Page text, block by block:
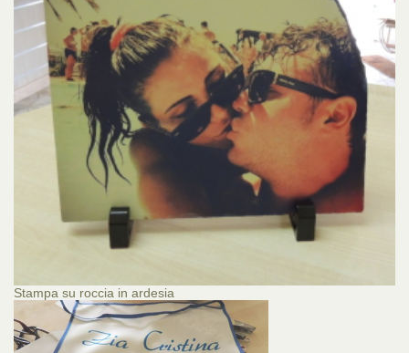
Stampa su roccia in ardesia